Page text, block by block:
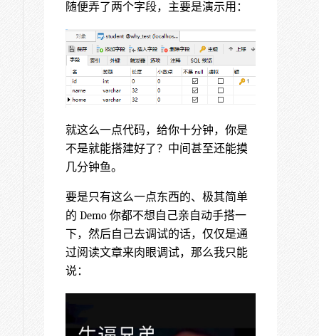
随便弄了两个字段，主要是演示用：
就这么一点代码，给你十分钟，你是
不是就能搭建好了？中间甚至还能摸
几分钟鱼。
要是只有这么一点东西的、极其简单
的 Demo 你都不想自己亲自动手搭一
下，然后自己去调试的话，仅仅是通
过阅读文章来肉眼调试，那么我只能
说：